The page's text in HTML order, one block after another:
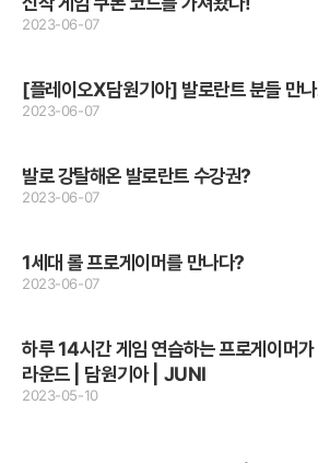
2023-06-07
[플레이오X담원기아] 발로란트 분들 만
2023-06-07
발로 강탈해온 발로란트 수강권?
2023-06-07
1세대 롤 프로게이머를 만나다?
2023-06-07
하루 14시간 게임 연습하는 프로게이머
라운드 | 담원기아 | JUNI
2023-05-10